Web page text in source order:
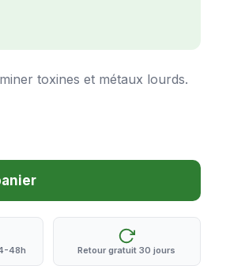
toxines et métaux lourds.
48h Retour gratuit 30 jours